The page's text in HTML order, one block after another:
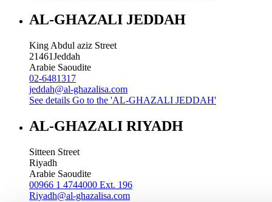
AL-GHAZALI JEDDAH
King Abdul aziz Street
21461Jeddah
Arabie Saoudite
02-6481317
jeddah@al-ghazalisa.com
See details Go to the 'AL-GHAZALI JEDDAH'
AL-GHAZALI RIYADH
Sitteen Street
Riyadh
Arabie Saoudite
00966 1 4744000 Ext. 196
Riyadh@al-ghazalisa.com